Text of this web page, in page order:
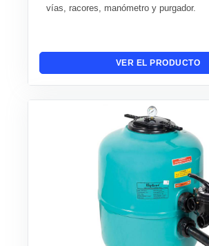
vías, racores, manómetro y purgador.
VER EL PRODUCTO